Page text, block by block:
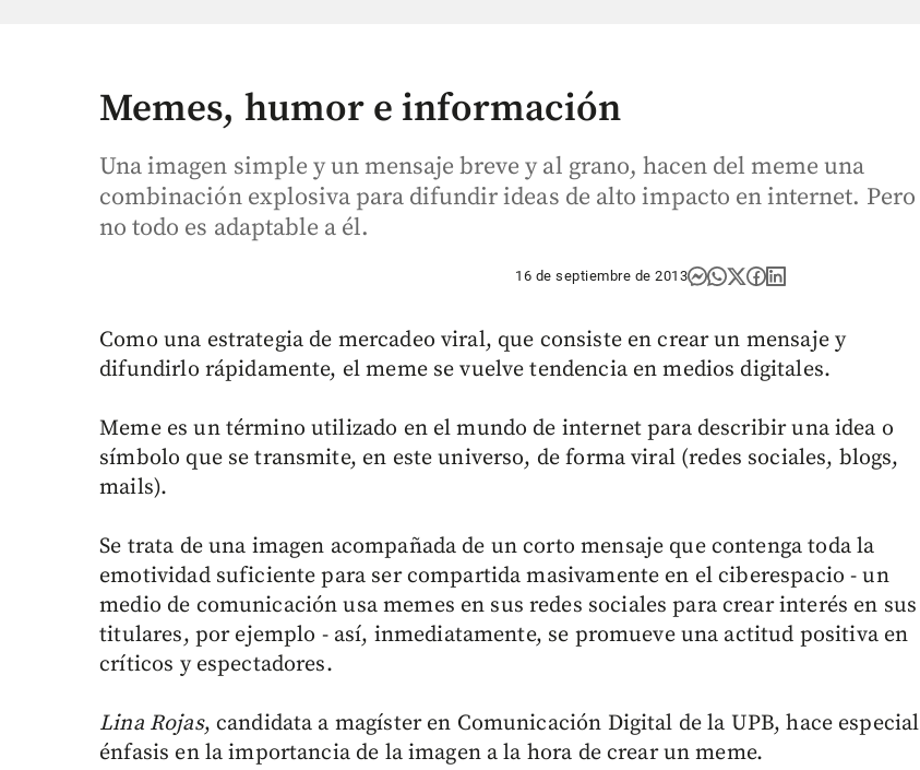
Memes, humor e información
Una imagen simple y un mensaje breve y al grano, hacen del meme una
combinación explosiva para difundir ideas de alto impacto en internet. Pero
no todo es adaptable a él.
16 de septiembre de 2013
Como una estrategia de mercadeo viral, que consiste en crear un mensaje y
difundirlo rápidamente, el meme se vuelve tendencia en medios digitales.
Meme es un término utilizado en el mundo de internet para describir una idea o
símbolo que se transmite, en este universo, de forma viral (redes sociales, blogs,
mails).
Se trata de una imagen acompañada de un corto mensaje que contenga toda la
emotividad suficiente para ser compartida masivamente en el ciberespacio - un
medio de comunicación usa memes en sus redes sociales para crear interés en sus
titulares, por ejemplo - así, inmediatamente, se promueve una actitud positiva en
críticos y espectadores.
Lina Rojas, candidata a magíster en Comunicación Digital de la UPB, hace especial
énfasis en la importancia de la imagen a la hora de crear un meme.